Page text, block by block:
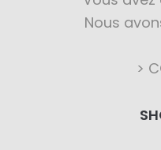
Nous
>